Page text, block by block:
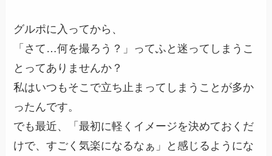
グルポに入ってから、
「さて…何を撮ろう？」ってふと迷ってしまうこ
とってありませんか？
私はいつもそこで立ち止まってしまうことが多か
ったんです。
でも最近、「最初に軽くイメージを決めておくだ
けで、すごく気楽になるなぁ」と感じるようにな